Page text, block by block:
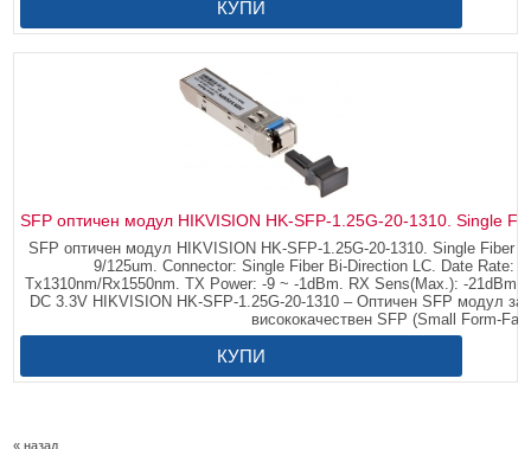
КУПИ
SFP оптичен модул HIKVISION HK-SFP-1.25G-20-1310. Single
SFP оптичен модул HIKVISION HK-SFP-1.25G-20-1310. Single Fiber
9/125um. Connector: Single Fiber Bi-Direction LC. Date Rate:
Tx1310nm/Rx1550nm. TX Power: -9 ~ -1dBm. RX Sens(Max.): -21dBm.
DC 3.3V HIKVISION HK-SFP-1.25G-20-1310 – Оптичен SFP модул
висококачествен SFP (Small Form-
КУПИ
« назад